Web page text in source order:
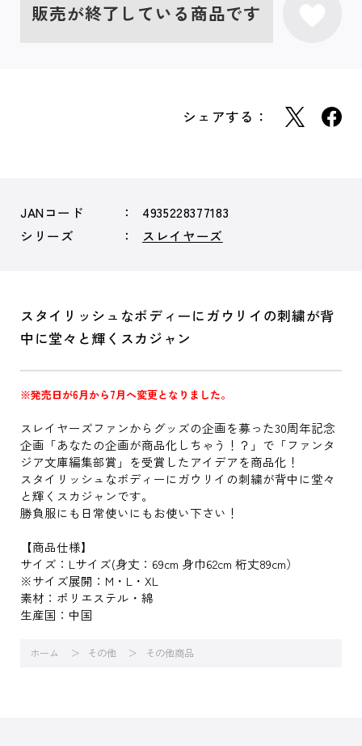
販売が終了している商品です
シェアする：
JANコード
4935228377183
シリーズ
スレイヤーズ
スタイリッシュなボディーにガウリイの刺繍が背
中に堂々と輝くスカジャン
※発売日が6月から7月へ変更となりました。
スレイヤーズファンからグッズの企画を募った30周年記念
企画「あなたの企画が商品化しちゃう！？」で「ファンタ
ジア文庫編集部賞」を受賞したアイデアを商品化！
スタイリッシュなボディーにガウリイの刺繍が背中に堂々
と輝くスカジャンです。
勝負服にも日常使いにもお使い下さい！
【商品仕様】
サイズ：Lサイズ(身丈：69cm 身巾62cm 桁丈89cm）
※サイズ展開：M・L・XL
素材：ポリエステル・綿
生産国：中国
ホーム その他 その他商品